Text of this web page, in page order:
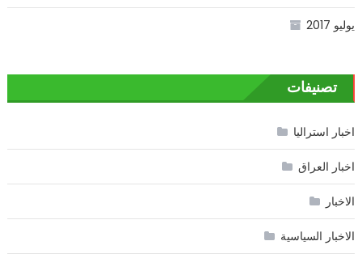
يوليو 2017
تصنيفات
اخبار استراليا
اخبار العراق
الاخبار
الاخبار السياسية